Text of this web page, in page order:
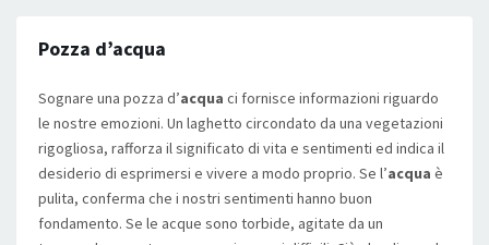
Pozza d’acqua
Sognare una pozza d’acqua ci fornisce informazioni riguardo
le nostre emozioni. Un laghetto circondato da una vegetazioni
rigogliosa, rafforza il significato di vita e sentimenti ed indica il
desiderio di esprimersi e vivere a modo proprio. Se l’acqua è
pulita, conferma che i nostri sentimenti hanno buon
fondamento. Se le acque sono torbide, agitate da un